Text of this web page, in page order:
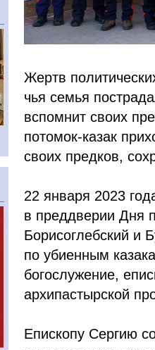
Жертв
чья семья
вспомнит своих
потомок-казак
своих предков,
22 января 2023
в преддверии Дня
Борисоглебский и
по убиенным
богослужение,
архипастырской
Епископу Сергию